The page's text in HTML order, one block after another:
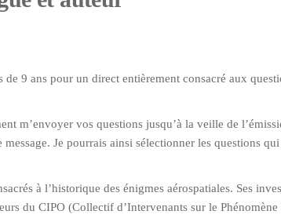
9 ans pour un direct entièrement consacré aux
m’envoyer vos questions jusqu’à la veille de
Je pourrais ainsi sélectionner les questions
à l’historique des énigmes aérospatiales. Ses
du CIPO (Collectif d’Intervenants sur le